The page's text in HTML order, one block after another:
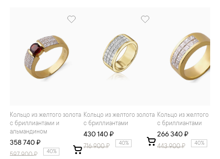
Кольцо из желтого золота
с бриллиантами и
альмандином
358 740 ₽
597 900₽ 40%
Кольцо из желтого золота
с бриллиантами
430 140 ₽
716 900₽ 40%
Кольцо из желтого золота
с бриллиантами
266 340 ₽
443 900₽ 40%